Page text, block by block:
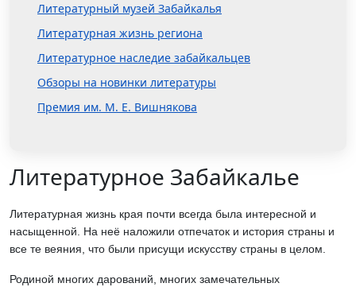
Литературное Забайкалье
Литературная жизнь края почти всегда была интересной и
насыщенной. На неё наложили отпечаток и история страны и
все те веяния, что были присущи искусству страны в целом.
Родиной многих дарований, многих замечательных
Литературный музей Забайкалья
Литературная жизнь региона
Литературное наследие забайкальцев
Обзоры на новинки литературы
Премия им. М. Е. Вишнякова